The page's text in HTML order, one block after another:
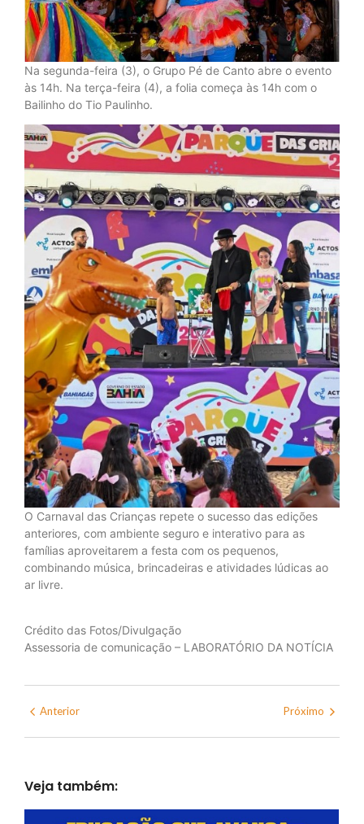
Na segunda-feira (3), o Grupo Pé de Canto abre o evento
às 14h. Na terça-feira (4), a folia começa às 14h com o
Bailinho do Tio Paulinho.
O Carnaval das Crianças repete o sucesso das edições
anteriores, com ambiente seguro e interativo para as
famílias aproveitarem a festa com os pequenos,
combinando música, brincadeiras e atividades lúdicas ao
ar livre.
Crédito das Fotos/Divulgação
Assessoria de comunicação – LABORATÓRIO DA NOTÍCIA
Anterior Próximo
Veja também: